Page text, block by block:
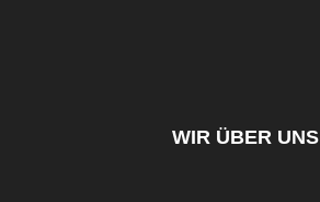
WIR ÜBER UNS